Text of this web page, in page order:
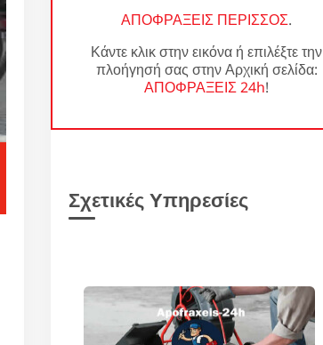
ΑΠΟΦΡΑΞΕΙΣ ΠΕΡΙΣΣΟΣ.
Κάντε κλικ στην εικόνα ή επιλέξτε την
πλοήγησή σας στην Αρχική σελίδα:
ΑΠΟΦΡΑΞΕΙΣ 24h!
Σχετικές Υπηρεσίες